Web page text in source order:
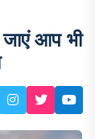
आप भी